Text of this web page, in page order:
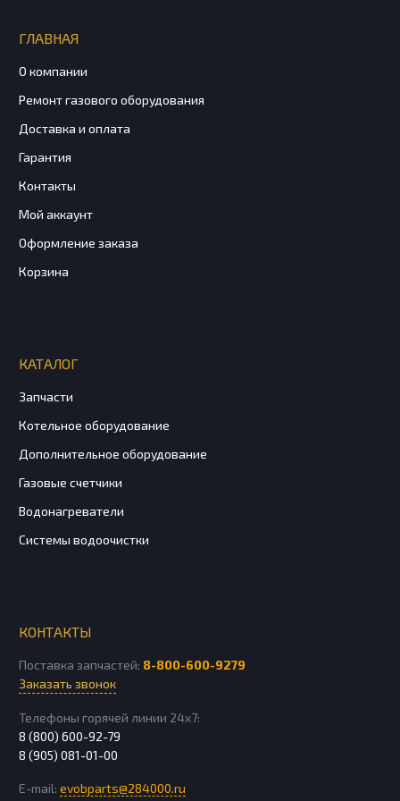
ГЛАВНАЯ
О компании
Ремонт газового оборудования
Доставка и оплата
Гарантия
Контакты
Мой аккаунт
Оформление заказа
Корзина
КАТАЛОГ
Запчасти
Котельное оборудование
Дополнительное оборудование
Газовые счетчики
Водонагреватели
Системы водоочистки
КОНТАКТЫ
Поставка запчастей: 8-800-600-9279
Заказать звонок
Телефоны горячей линии 24х7:
8 (800) 600-92-79
8 (905) 081-01-00
E-mail: evobparts@284000.ru